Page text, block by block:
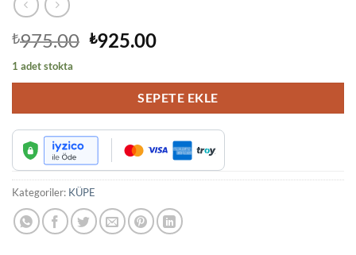
₺975.00 Orijinal
₺975.00.
₺925.00Şu
fiyat:
₺925.00.
1 adet stokta
SEPETE EKLE
Kategoriler: KÜPE